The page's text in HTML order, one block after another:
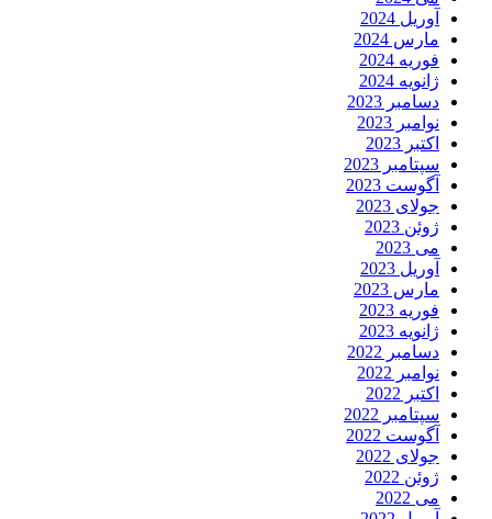
آوریل 2024
مارس 2024
فوریه 2024
ژانویه 2024
دسامبر 2023
نوامبر 2023
اکتبر 2023
سپتامبر 2023
آگوست 2023
جولای 2023
ژوئن 2023
می 2023
آوریل 2023
مارس 2023
فوریه 2023
ژانویه 2023
دسامبر 2022
نوامبر 2022
اکتبر 2022
سپتامبر 2022
آگوست 2022
جولای 2022
ژوئن 2022
می 2022